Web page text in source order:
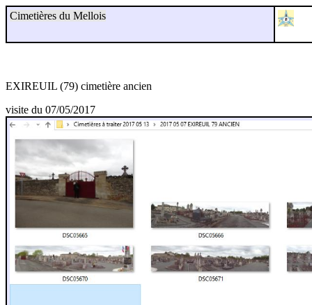
Cimetières du Mellois
EXIREUIL (79) cimetière ancien
visite du 07/05/2017